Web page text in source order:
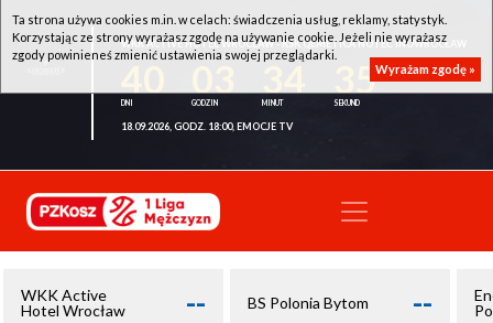
WKK ACTIVE HOTEL WROCŁAW - KSK QEMETICA NOTEĆ INOWROCŁAW
34
18.09.2026, GODZ. 18:00, EMOCJE TV
WKK Active
Hotel Wrocław
-- BS Polonia Bytom --
Ta strona używa cookies m.in. w celach: świadczenia usług, reklamy, statystyk.
Korzystając ze strony wyrażasz zgodę na używanie cookie. Jeżeli nie wyrażasz
zgody powinieneś zmienić ustawienia swojej przeglądarki.
Wyrażam zgodę »